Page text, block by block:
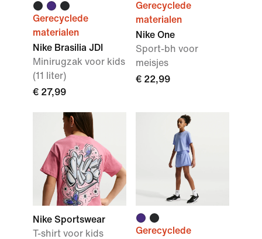
Gerecyclede
materialen
Nike Brasilia JDI
Minirugzak voor kids
(11 liter)
€ 27,99
Gerecyclede
materialen
Nike One
Sport-bh voor
meisjes
€ 22,99
Nike Sportswear
T-shirt voor kids
Gerecyclede